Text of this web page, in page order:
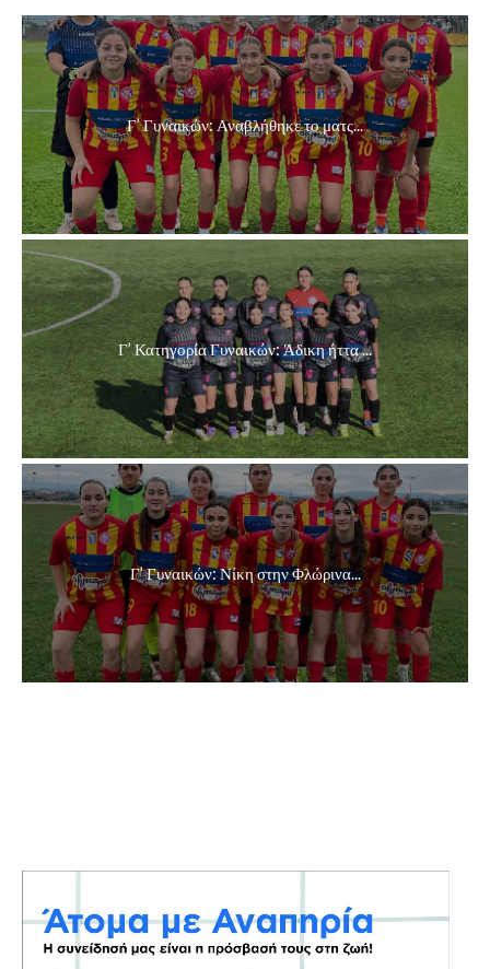
Γ’ Γυναικών: Αναβλήθηκε το ματς...
Γ’ Κατηγορία Γυναικών: Άδικη ήττα ...
Γ’ Γυναικών: Νίκη στην Φλώρινα...